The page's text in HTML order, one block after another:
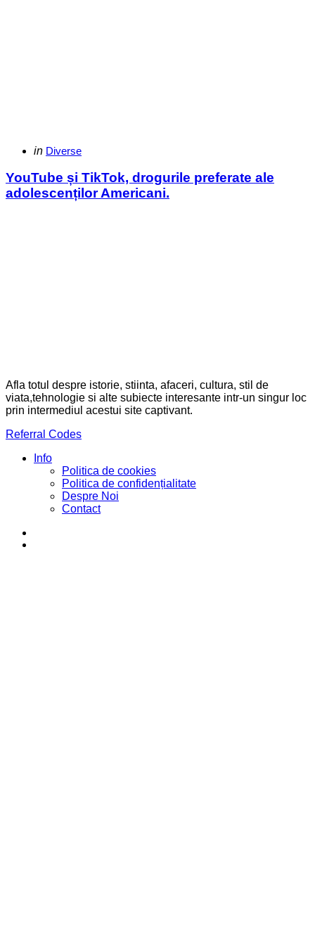
Categories
Posted
in Diverse
YouTube și TikTok, drogurile preferate ale
adolescenților Americani.
Afla totul despre istorie, stiinta, afaceri, cultura, stil de
viata,tehnologie si alte subiecte interesante intr-un singur loc
prin intermediul acestui site captivant.
Referral Codes
Info
Politica de cookies
Politica de confidențialitate
Despre Noi
Contact